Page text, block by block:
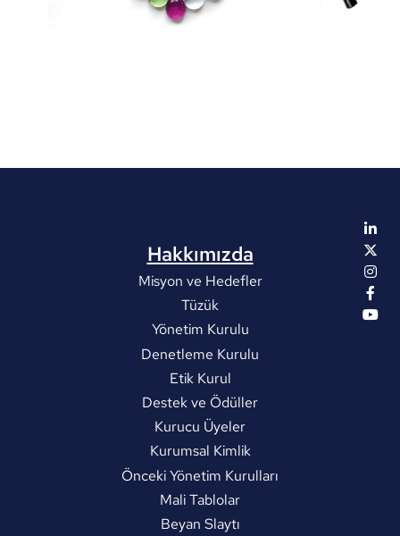
Hakkımızda
Misyon ve Hedefler
Tüzük
Yönetim Kurulu
Denetleme Kurulu
Etik Kurul
Destek ve Ödüller
Kurucu Üyeler
Kurumsal Kimlik
Önceki Yönetim Kurulları
Mali Tablolar
Beyan Slaytı